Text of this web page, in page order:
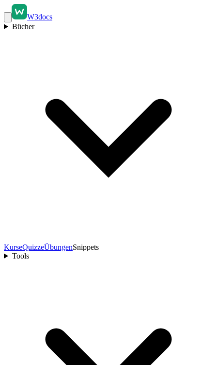
W3docs
Bücher
KurseQuizzeÜbungenSnippets
Tools